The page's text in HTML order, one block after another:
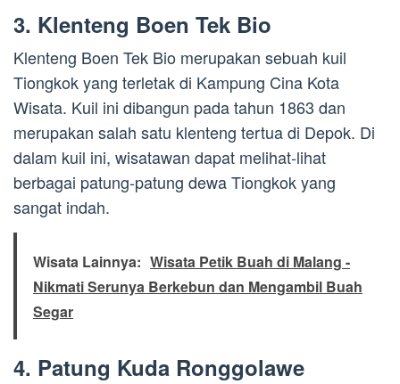
3. Klenteng Boen Tek Bio
Klenteng Boen Tek Bio merupakan sebuah kuil
Tiongkok yang terletak di Kampung Cina Kota
Wisata. Kuil ini dibangun pada tahun 1863 dan
merupakan salah satu klenteng tertua di Depok. Di
dalam kuil ini, wisatawan dapat melihat-lihat
berbagai patung-patung dewa Tiongkok yang
sangat indah.
Wisata Lainnya: Wisata Petik Buah di Malang -
Nikmati Serunya Berkebun dan Mengambil Buah
Segar
4. Patung Kuda Ronggolawe